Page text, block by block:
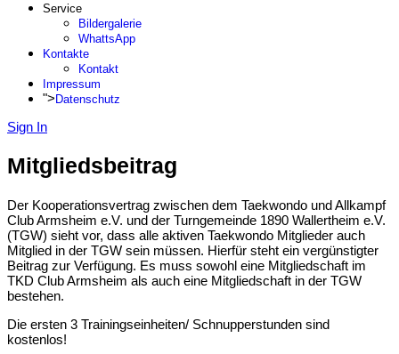
Service
Bildergalerie
WhattsApp
Kontakte
Kontakt
Impressum
"> Datenschutz
Sign In
Mitgliedsbeitrag
Der Kooperationsvertrag zwischen dem Taekwondo und Allkampf
Club Armsheim e.V. und der Turngemeinde 1890 Wallertheim e.V.
(TGW) sieht vor, dass alle aktiven Taekwondo Mitglieder auch
Mitglied in der TGW sein müssen. Hierfür steht ein vergünstigter
Beitrag zur Verfügung. Es muss sowohl eine Mitgliedschaft im
TKD Club Armsheim als auch eine Mitgliedschaft in der TGW
bestehen.
Die ersten 3 Trainingseinheiten/ Schnupperstunden sind
kostenlos!